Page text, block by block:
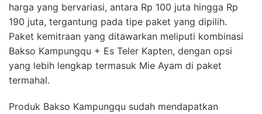
harga yang bervariasi, antara Rp 100 juta hingga Rp
190 juta, tergantung pada tipe paket yang dipilih.
Paket kemitraan yang ditawarkan meliputi kombinasi
Bakso Kampungqu + Es Teler Kapten, dengan opsi
yang lebih lengkap termasuk Mie Ayam di paket
termahal.
Produk Bakso Kampungqu sudah mendapatkan